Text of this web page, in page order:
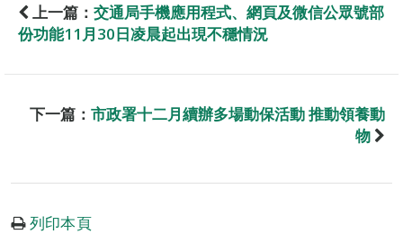
上一篇： 交通局手機應用程式、網頁及微信公眾號部
份功能11月30日凌晨起出現不穩情況
下一篇： 市政署十二月續辦多場動保活動 推動領養動
物
列印本頁